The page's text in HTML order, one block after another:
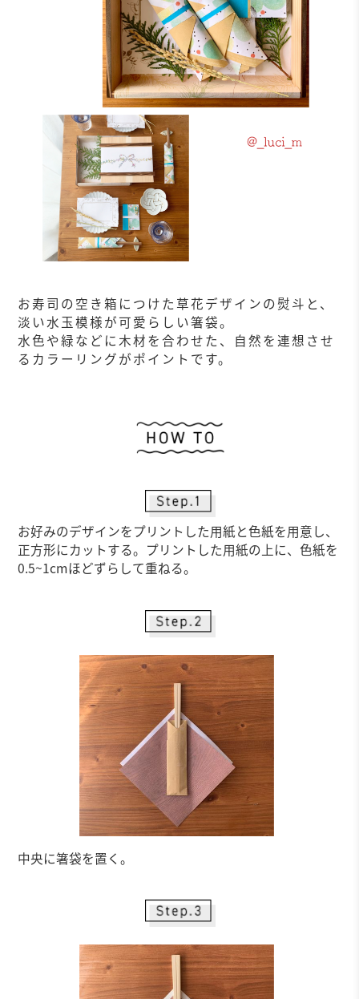
お寿司の空き箱につけた草花デザインの熨斗と、
淡い水玉模様が可愛らしい箸袋。
水色や緑などに木材を合わせた、自然を連想させ
るカラーリングがポイントです。
お好みのデザインをプリントした用紙と色紙を用意し、
正方形にカットする。プリントした用紙の上に、色紙を
0.5~1cmほどずらして重ねる。
中央に箸袋を置く。